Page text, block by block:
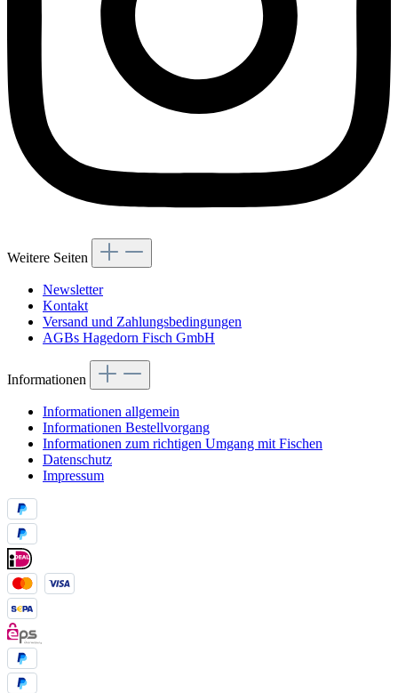
Weitere Seiten
Newsletter
Kontakt
Versand und Zahlungsbedingungen
AGBs Hagedorn Fisch GmbH
Informationen
Informationen allgemein
Informationen Bestellvorgang
Informationen zum richtigen Umgang mit Fischen
Datenschutz
Impressum